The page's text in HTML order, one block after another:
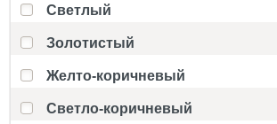
Светлый
Золотистый
Желто-коричневый
Светло-коричневый